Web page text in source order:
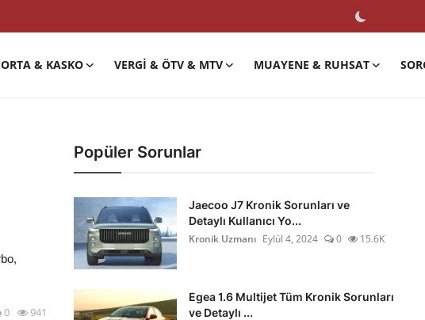
& KASKO VERGI & ÖTV & MTV MUAYENE & RUHSAT
0 941
Popüler Sorunlar
Jaecoo J7 Kronik Sorunları ve
Detaylı Kullanıcı Yo...
Kronik Uzmanı Eylül 4, 2024 0 15.6K
Egea 1.6 Multijet Tüm Kronik Sorunları
ve Detaylı ...